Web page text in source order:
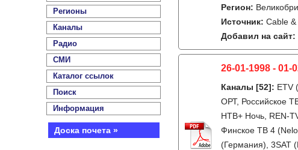
Регионы
Каналы
Радио
СМИ
Каталог ссылок
Поиск
Информация
Доска почета »
Регион:
Источник: Cable
Добавил на сайт:
26-01-1998 - 01-
Каналы [52]: ETV
ОРТ, Российское
НТВ+ Ночь, REN-
Финское ТВ 4
(Германия), 3SAT